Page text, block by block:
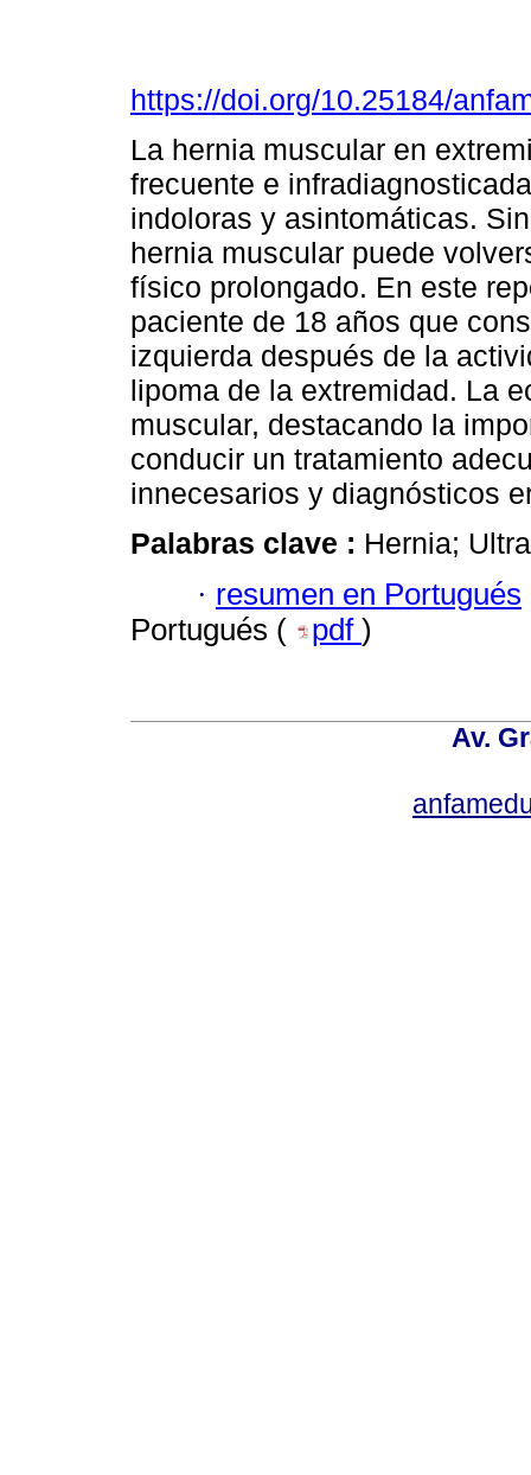
https://doi.org/10.25184/
La hernia muscular en
frecuente e
indoloras y asintomáticas.
hernia muscular puede
físico prolongado. En este
paciente de 18 años que
izquierda después de la
lipoma de la extremidad. La
muscular, destacando la
conducir un tratamiento
innecesarios y diagnósticos
Palabras clave : Hernia;
· resumen en Portugués
Portugués (
pdf )
Av.